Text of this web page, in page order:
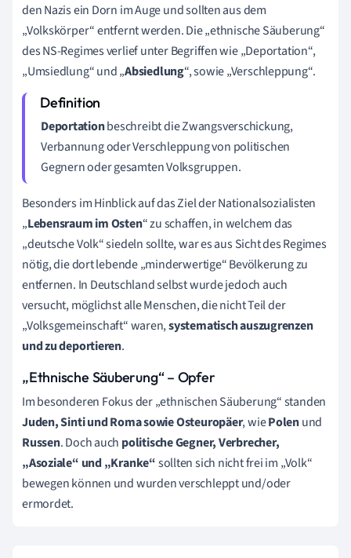
den Nazis ein Dorn im Auge und sollten aus dem
„Volkskörper“ entfernt werden. Die „ethnische Säuberung“
des NS-Regimes verlief unter Begriffen wie „Deportation“,
„Umsiedlung“ und „Absiedlung“, sowie „Verschleppung“.
Deportationbeschreibt die Zwangsverschickung,
Verbannung oder Verschleppung von politischen
Gegnern oder gesamten Volksgruppen.
Besonders im Hinblick auf das Ziel der Nationalsozialisten
„Lebensraum im Osten“ zu schaffen, in welchem das
„deutsche Volk“ siedeln sollte, war es aus Sicht des Regimes
nötig, die dort lebende „minderwertige“ Bevölkerung zu
entfernen. In Deutschland selbst wurde jedoch auch
versucht, möglichst alle Menschen, die nicht Teil der
„Volksgemeinschaft“ waren,systematisch auszugrenzen
und zu deportieren.
„Ethnische Säuberung“ – Opfer
Im besonderen Fokus der „ethnischen Säuberung“ standen
Juden, Sinti und Roma sowie Osteuropäer, wiePolenund
Russen. Doch auch politische Gegner, Verbrecher,
„Asoziale“ und „Kranke“sollten sich nicht frei im „Volk“
bewegen können und wurden verschleppt und/oder
ermordet.